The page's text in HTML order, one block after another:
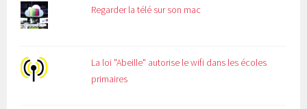
Regarder la télé sur son mac
La loi "Abeille" autorise le wifi dans les écoles
primaires